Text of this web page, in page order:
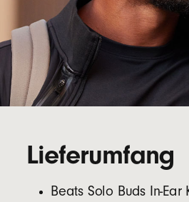
Lieferumfang
Beats Solo Buds In-Ear